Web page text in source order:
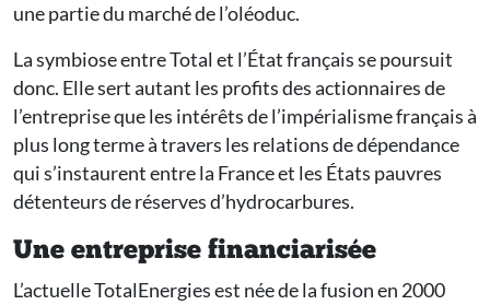
une partie du marché de l’oléoduc.
La symbiose entre Total et l’État français se poursuit
donc. Elle sert autant les profits des actionnaires de
l’entreprise que les intérêts de l’impérialisme français à
plus long terme à travers les relations de dépendance
qui s’instaurent entre la France et les États pauvres
détenteurs de réserves d’hydrocarbures.
Une entreprise financiarisée
L’actuelle TotalEnergies est née de la fusion en 2000